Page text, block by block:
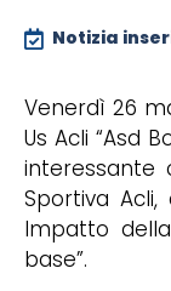
Notizia
Venerdì 26
Us Acli “Asd
interessante
Sportiva
Impatto
base”.